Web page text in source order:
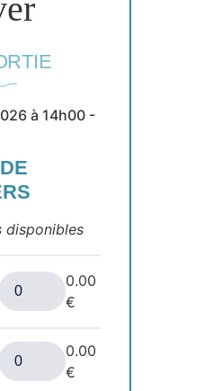
à 14h00 -
disponibles
0.00
€
0.00
€